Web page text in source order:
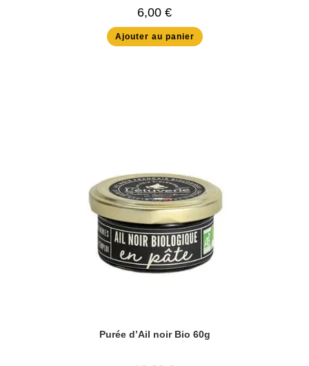
6,00 €
Ajouter au panier
Purée d’Ail noir Bio 60g